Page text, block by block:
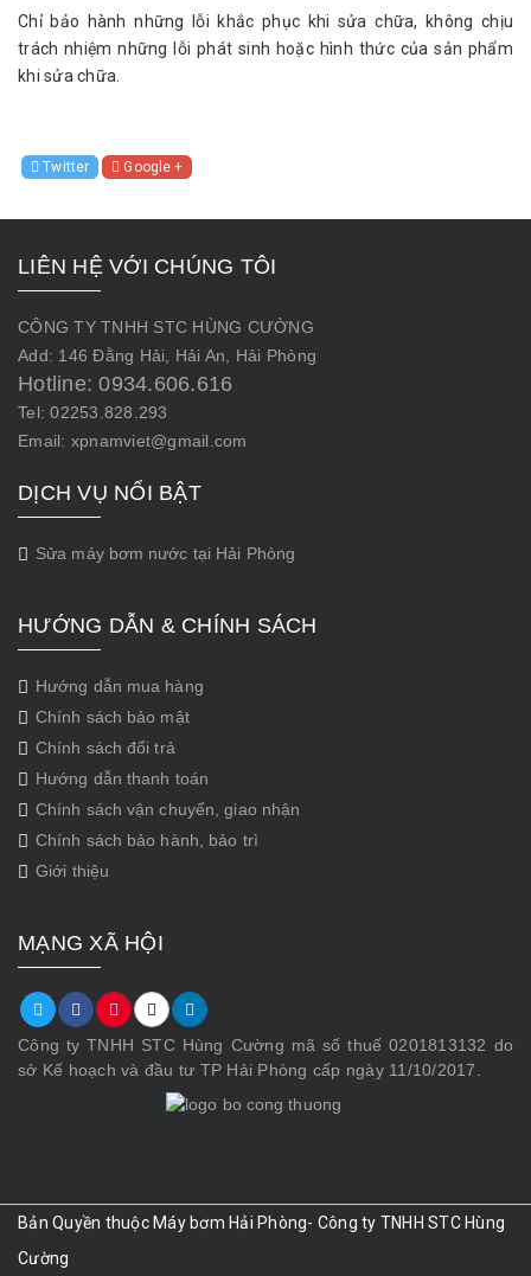
Chỉ bảo hành những lỗi khắc phục khi sửa chữa, không chịu
trách nhiệm những lỗi phát sinh hoặc hình thức của sản phẩm
khi sửa chữa.
Twitter Google +
LIÊN HỆ VỚI CHÚNG TÔI
CÔNG TY TNHH STC HÙNG CƯỜNG
Add: 146 Đằng Hải, Hải An, Hải Phòng
Hotline: 0934.606.616
Tel: 02253.828.293
Email: xpnamviet@gmail.com
DỊCH VỤ NỔI BẬT
Sửa máy bơm nước tại Hải Phòng
HƯỚNG DẪN & CHÍNH SÁCH
Hướng dẫn mua hàng
Chính sách bảo mật
Chính sách đổi trả
Hướng dẫn thanh toán
Chính sách vận chuyển, giao nhận
Chính sách bảo hành, bảo trì
Giới thiệu
MẠNG XÃ HỘI
Công ty TNHH STC Hùng Cường mã số thuế 0201813132 do
sở Kế hoạch và đầu tư TP Hải Phòng cấp ngày 11/10/2017.
Bản Quyền thuộc Máy bơm Hải Phòng- Công ty TNHH STC Hùng
Cường